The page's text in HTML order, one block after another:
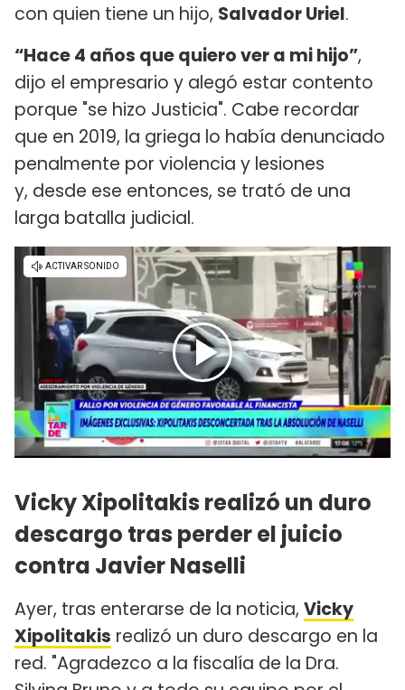
con quien tiene un hijo, Salvador Uriel.
“Hace 4 años que quiero ver a mi hijo”,
dijo el empresario y alegó estar contento
porque "se hizo Justicia". Cabe recordar
que en 2019, la griega lo había denunciado
penalmente por violencia y lesiones
y, desde ese entonces, se trató de una
larga batalla judicial.
Vicky Xipolitakis realizó un duro
descargo tras perder el juicio
contra Javier Naselli
Ayer, tras enterarse de la noticia, Vicky
Xipolitakis realizó un duro descargo en la
red. "Agradezco a la fiscalía de la Dra.